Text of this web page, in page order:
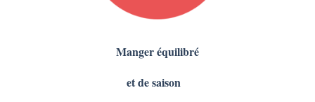
Manger équilibré
et de saison